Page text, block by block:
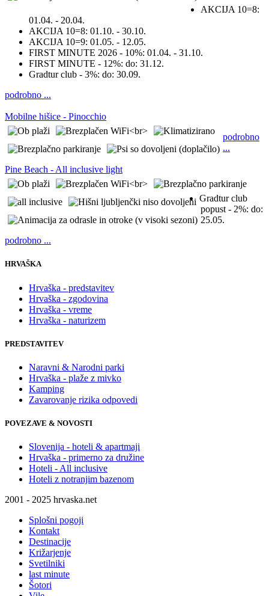
AKCIJA 10=8:
01.04. - 20.04.
AKCIJA 10=8: 01.10. - 30.10.
AKCIJA 10=9: 01.05. - 12.05.
FIRST MINUTE 2026 - 10%: 01.04. - 31.10.
FIRST MINUTE - 12%: do: 31.12.
Gradtur club - 3%: do: 30.09.
podrobno ...
Mobilne hišice - Pinocchio
podrobno
...
Pine Beach - All inclusive light
Gradtur club
popust - 2%: do:
25.05.
podrobno ...
HRVAŠKA
Hrvaška - predstavitev
Hrvaška - zgodovina
Hrvaška - vreme
Hrvaška - naturizem
PREDSTAVITEV
Naravni & Narodni parki
Hrvaška - plaže z mivko
Kamping
Zavarovanje rizika odpovedi
POVEZAVE & NOVOSTI
Slovenija - hoteli & apartmaji
Hrvaška - primerno za družine
Hoteli - All inclusive
Hoteli z notranjim bazenom
2001 - 2025 hrvaska.net
Splošni pogoji
Kontakt
Destinacije
Križarjenje
Svetilniki
last minute
Šotori